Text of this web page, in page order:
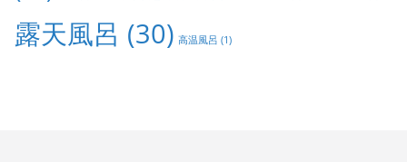
露天風呂 (30) 高温風呂 (1)